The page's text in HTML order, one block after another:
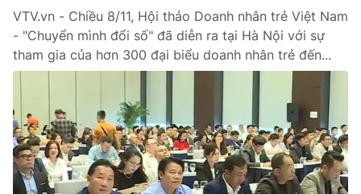
VTV.vn - Chiều 8/11, Hội thảo Doanh nhân trẻ Việt Nam
- "Chuyển mình đổi số" đã diễn ra tại Hà Nội với sự
tham gia của hơn 300 đại biểu doanh nhân trẻ đến...